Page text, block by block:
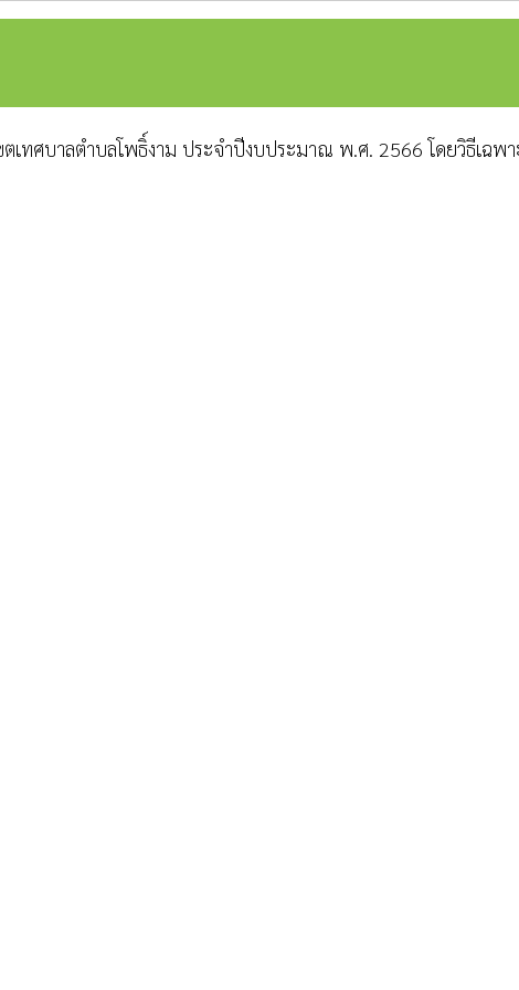
เทศบาลตำบลโพธิ์งาม ประจำปีงบประมาณ พ.ศ. 2566 โดยวิธีเฉพา